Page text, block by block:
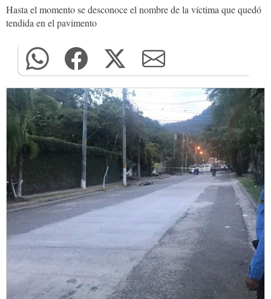
Hasta el momento se desconoce el nombre de la víctima que quedó
tendida en el pavimento